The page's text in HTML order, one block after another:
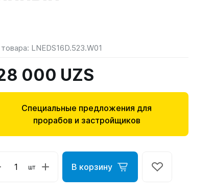
LNEDS16D.523.W01
000 UZS
Специальные предложения для
прорабов и застройщиков
шт В корзину